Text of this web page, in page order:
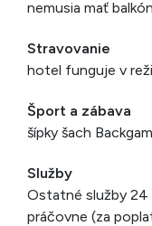
nemusia mať
Stravovanie
hotel funguje v
Šport a zábava
šípky šach
Služby
Ostatné služby 24
práčovne (za